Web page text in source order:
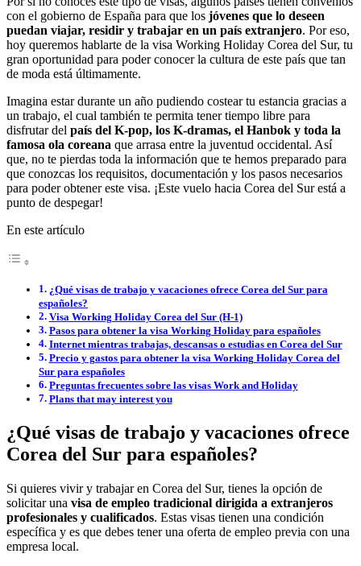
con el gobierno de España para que los jóvenes que lo deseen
puedan viajar, residir y trabajar en un país extranjero. Por eso,
hoy queremos hablarte de la visa Working Holiday Corea del Sur, tu
gran oportunidad para poder conocer la cultura de este país que tan
de moda está últimamente.
Imagina estar durante un año pudiendo costear tu estancia gracias a
un trabajo, el cual también te permita tener tiempo libre para
disfrutar del país del K-pop, los K-dramas, el Hanbok y toda la
famosa ola coreana que arrasa entre la juventud occidental. Así
que, no te pierdas toda la información que te hemos preparado para
que conozcas los requisitos, documentación y los pasos necesarios
para poder obtener este visa. ¡Este vuelo hacia Corea del Sur está a
punto de despegar!
En este artículo
¿Qué visas de trabajo y vacaciones ofrece Corea del Sur para
españoles?
Visa Working Holiday Corea del Sur (H-1)
Pasos para obtener la visa Working Holiday para españoles
Internet mientras trabajas, descansas o estudias en Corea del Sur
Precio y gastos para obtener la visa Working Holiday Corea del
Sur para españoles
Preguntas frecuentes sobre las visas Work and Holiday
Plans that may interest you
¿Qué visas de trabajo y vacaciones ofrece
Corea del Sur para españoles?
Si quieres vivir y trabajar en Corea del Sur, tienes la opción de
solicitar una visa de empleo tradicional dirigida a extranjeros
profesionales y cualificados. Estas visas tienen una condición
específica y es que debes tener una oferta de empleo previa con una
empresa local.